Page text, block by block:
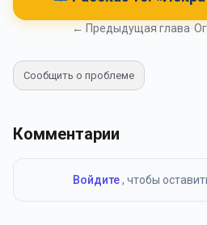
← Предыдущая глава
Сообщить о проблеме
Комментарии
Войдите, чтобы